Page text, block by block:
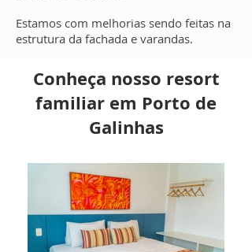
Estamos com melhorias sendo feitas na
estrutura da fachada e varandas.
Conheça nosso resort
familiar em Porto de
Galinhas